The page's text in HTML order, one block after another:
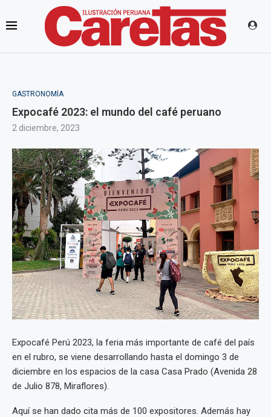
GASTRONOMÍA
Expocafé 2023: el mundo del café peruano
2 diciembre, 2023
Expocafé Perú 2023, la feria más importante de café del país
en el rubro, se viene desarrollando hasta el domingo 3 de
diciembre en los espacios de la casa Casa Prado (Avenida 28
de Julio 878, Miraflores).
Aquí se han dado cita más de 100 expositores. Además hay